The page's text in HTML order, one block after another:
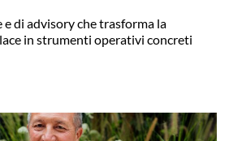
di advisory che trasforma la
in strumenti operativi concreti